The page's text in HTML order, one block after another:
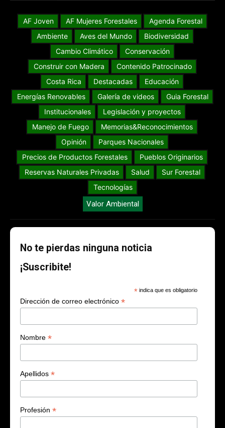
AF Joven AF Mujeres Forestales
Agenda Forestal
Ambiente
Aves del Mundo
Biodiversidad
Cambio Climático
Conservación
Construir con Madera
Contenido Patrocinado
Costa Rica
Destacadas
Educación
Energías Renovables
Galería de videos
Guia Forestal
Institucionales
Legislación y proyectos
Manejo de Fuego
Memorias&Reconocimientos
Opinión
Parques Nacionales
Precios de Productos Forestales
Pueblos Originarios
Reservas Naturales Privadas
Salud
Sur Forestal
Tecnologías
Valor Ambiental
No te pierdas ninguna noticia
¡Suscribite!
* indica que es obligatorio
Dirección de correo electrónico *
Nombre *
Apellidos *
Profesión *